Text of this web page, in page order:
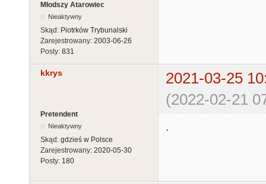
Młodszy Atarowiec
Nieaktywny
Skąd: Piotrków Trybunalski
Zarejestrowany: 2003-06-26
Posty: 831
kkrys
2021-03-25
(2022-02-21
Pretendent
Nieaktywny
Skąd: gdzieś w Polsce
Zarejestrowany: 2020-05-30
Posty: 180
.